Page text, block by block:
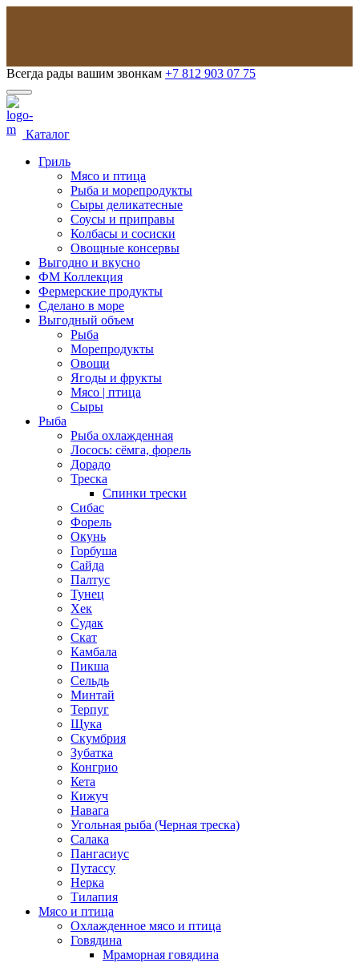
Всегда рады вашим звонкам +7 812 903 07 75
Каталог
Гриль
Мясо и птица
Рыба и морепродукты
Сыры деликатесные
Соусы и приправы
Колбасы и сосиски
Овощные консервы
Выгодно и вкусно
ФМ Коллекция
Фермерские продукты
Сделано в море
Выгодный объем
Рыба
Морепродукты
Овощи
Ягоды и фрукты
Мясо | птица
Сыры
Рыба
Рыба охлажденная
Лосось: сёмга, форель
Дорадо
Треска
Спинки трески
Сибас
Форель
Окунь
Горбуша
Сайда
Палтус
Тунец
Хек
Судак
Скат
Камбала
Пикша
Сельдь
Минтай
Терпуг
Щука
Скумбрия
Зубатка
Конгрио
Кета
Кижуч
Навага
Угольная рыба (Черная треска)
Салака
Пангасиус
Путассу
Нерка
Тилапия
Мясо и птица
Охлажденное мясо и птица
Говядина
Мраморная говядина